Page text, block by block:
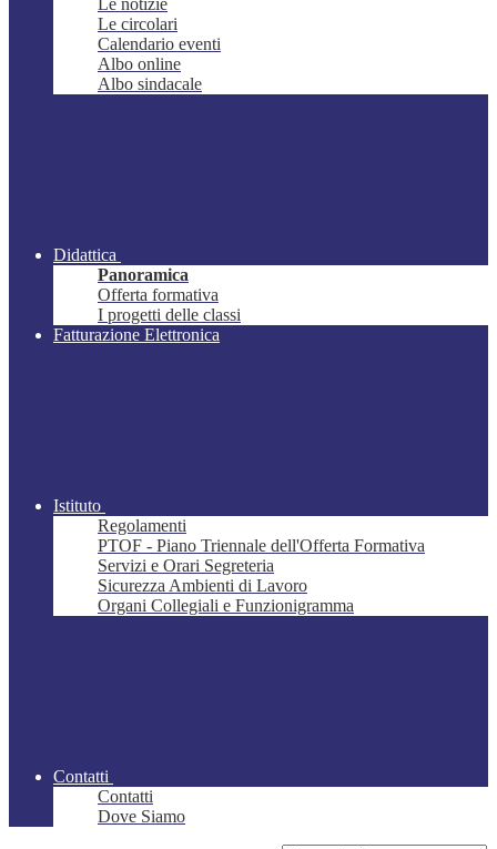
Le notizie
Le circolari
Calendario eventi
Albo online
Albo sindacale
Didattica
Panoramica
Offerta formativa
I progetti delle classi
Fatturazione Elettronica
Istituto
Regolamenti
PTOF - Piano Triennale dell'Offerta Formativa
Servizi e Orari Segreteria
Sicurezza Ambienti di Lavoro
Organi Collegiali e Funzionigramma
Contatti
Contatti
Dove Siamo